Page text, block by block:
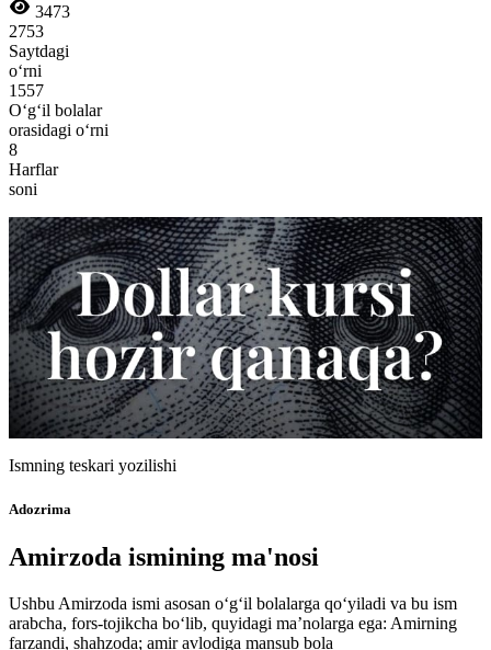
3473
2753
Saytdagi
o‘rni
1557
O‘g‘il bolalar
orasidagi o‘rni
8
Harflar
soni
Ismning teskari yozilishi
Adozrima
Amirzoda ismining ma'nosi
Ushbu Amirzoda ismi asosan o‘g‘il bolalarga qo‘yiladi va bu ism
arabcha, fors-tojikcha bo‘lib, quyidagi ma’nolarga ega: Amirning
farzandi, shahzoda; amir avlodiga mansub bola